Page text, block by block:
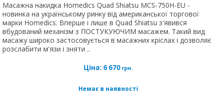
Масажна накидка Homedics Quad Shiatsu MCS-750H-EU -
новинка на українському ринку від американської торгової
марки Homedics. Вперше і лише в Quad Shiatsu з'явився
вбудований механізм з ПОСТУКУЮЧИМ масажем. Такий вид
масажу широко застосовується в масажних кріслах і дозволяє
розслабити м'язи і зняти ..
Ціна: 6 670 грн.
Немає в наявності